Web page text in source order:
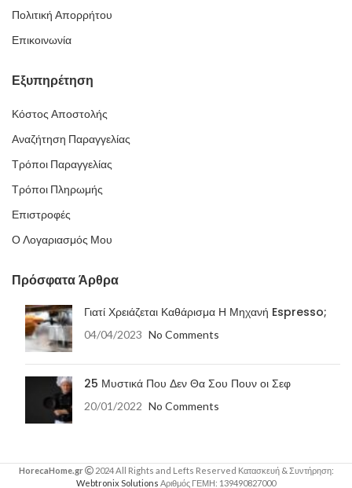
Πολιτική Απορρήτου
Επικοινωνία
Εξυπηρέτηση
Κόστος Αποστολής
Αναζήτηση Παραγγελίας
Τρόποι Παραγγελίας
Τρόποι Πληρωμής
Επιστροφές
Ο Λογαριασμός Μου
Πρόσφατα Άρθρα
Γιατί Χρειάζεται Καθάρισμα Η Μηχανή Espresso;
04/04/2023 No Comments
25 Μυστικά Που Δεν Θα Σου Πουν οι Σεφ
20/01/2022 No Comments
HorecaHome.gr
2024 All Rights and Lefts Reserved Κατασκευή & Συντήρηση:
Webtronix Solutions Αριθμός ΓΕΜΗ: 139490827000